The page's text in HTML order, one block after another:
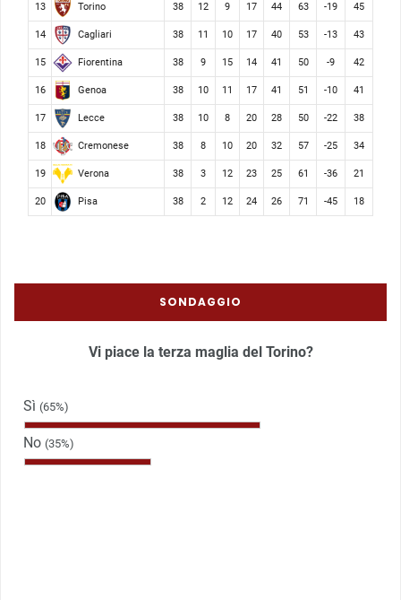
13 Torino 38 12 9 17 44 63 -19 45
14 Cagliari 38 11 10 17 40 53 -13 43
15 Fiorentina 38 9 15 14 41 50 -9 42
16 Genoa 38 10 11 17 41 51 -10 41
17 Lecce 38 10 8 20 28 50 -22 38
18 Cremonese 38 8 10 20 32 57 -25 34
19 Verona 38 3 12 23 25 61 -36 21
20 Pisa 38 2 12 24 26 71 -45 18
SONDAGGIO
Vi piace la terza maglia del Torino?
Sì (65%)
No (35%)